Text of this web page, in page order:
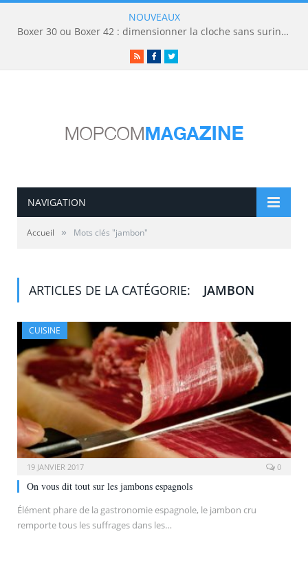
NOUVEAUX
Boxer 30 ou Boxer 42 : dimensionner la cloche sans surinvestir
RSSFacebookTwitter
NAVIGATION
Accueil » Mots clés "jambon"
ARTICLES DE LA CATÉGORIE: JAMBON
CUISINE
19 JANVIER 2017 0
On vous dit tout sur les jambons espagnols
Élément phare de la gastronomie espagnole, le jambon cru
remporte tous les suffrages dans les…